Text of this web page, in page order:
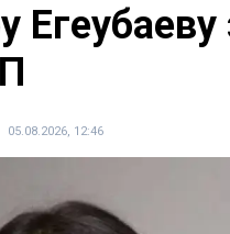
05.08.2026, 12:46